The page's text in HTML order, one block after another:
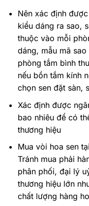
Nên xác định
kiểu dáng ra sao,
thuộc vào mỗi
dáng, mẫu mã
phòng tắm bình
nếu bồn tắm kính
chọn sen đặt sàn,
Xác định được
bao nhiêu để có
thương hiệu
Mua vòi hoa sen
Tránh mua phải
phân phối, đại lý
thương hiệu lớn
chất lượng hàng